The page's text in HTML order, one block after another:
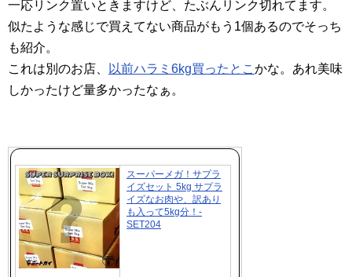
一応リンク置いときますけど、たぶんリンク切れてます。
似たような感じで買えてない商品がもう1個あるのでそっち
も紹介。
これは別のお店、
以前ハラミ6kg買ったとこ かな。あれ美味
しかったけど量多かったなぁ。
スーパーメガ！サプラ
イズセット 5kg サプラ
イズなお肉や、訳あり
も入って5kg分！-
SET204